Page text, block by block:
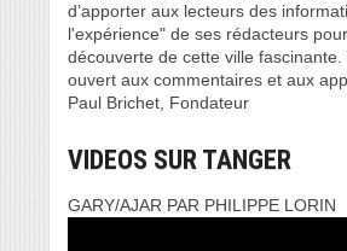
d’apporter aux lecteurs des
l'expérience" de ses rédacteurs
découverte de cette ville
ouvert aux commentaires et aux
Paul Brichet, Fondateur
VIDEOS SUR TANGER
GARY/AJAR PAR PHILIPPE LORIN